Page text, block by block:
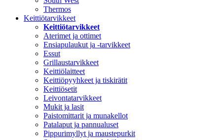
Thermos
Keittiötarvikkeet
Keittiötarvikkeet
Aterimet ja ottimet
Ensiapulaukut ja -tarvikkeet
Essut
Grillaustarvikkeet
Keittiölaitteet
Keittiöpyyhkeet ja tiskirätit
Keittiösetit
Leivontatarvikkeet
Mukit ja lasit
Paistomittarit ja munakellot
Patalaput ja pannualuset
Pippurimyllyt ja maustepurkit